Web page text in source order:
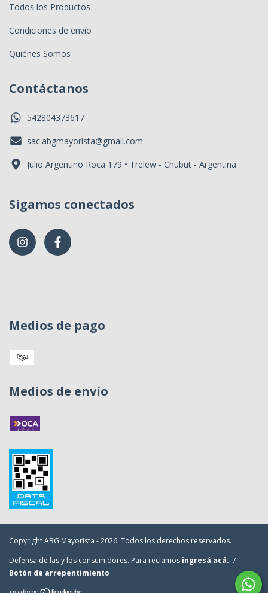
Todos los Productos
Condiciones de envío
Quiénes Somos
Contáctanos
542804373617
sac.abgmayorista@gmail.com
Julio Argentino Roca 179 • Trelew - Chubut - Argentina
Sigamos conectados
Medios de pago
Medios de envío
Copyright ABG Mayorista - 2026. Todos los derechos reservados.
Defensa de las y los consumidores. Para reclamos ingresá acá. /
Botón de arrepentimiento